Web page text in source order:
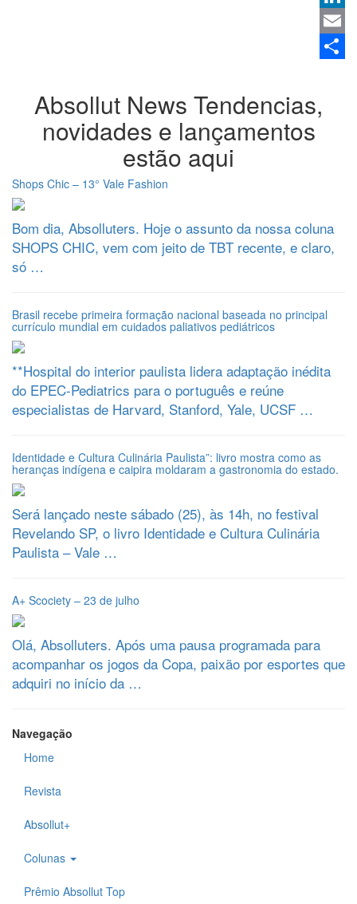
Email
Absollut News Tendencias,
novidades e lançamentos
estão aqui
Shops Chic – 13° Vale Fashion
Bom dia, Absolluters. Hoje o assunto da nossa coluna
SHOPS CHIC, vem com jeito de TBT recente, e claro,
só …
Brasil recebe primeira formação nacional baseada no principal
currículo mundial em cuidados paliativos pediátricos
**Hospital do interior paulista lidera adaptação inédita
do EPEC-Pediatrics para o português e reúne
especialistas de Harvard, Stanford, Yale, UCSF …
Identidade e Cultura Culinária Paulista”: livro mostra como as
heranças indígena e caipira moldaram a gastronomia do estado.
Será lançado neste sábado (25), às 14h, no festival
Revelando SP, o livro Identidade e Cultura Culinária
Paulista – Vale …
A+ Scociety – 23 de julho
Olá, Absolluters. Após uma pausa programada para
acompanhar os jogos da Copa, paixão por esportes que
adquiri no início da …
Navegação
Home
Revista
Absollut+
Colunas
Prêmio Absollut Top